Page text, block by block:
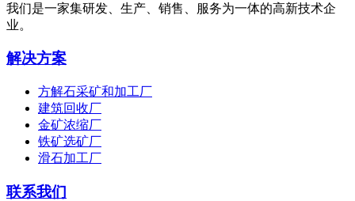
我们是一家集研发、生产、销售、服务为一体的高新技术企
业。
解决方案
方解石采矿和加工厂
建筑回收厂
金矿浓缩厂
铁矿选矿厂
滑石加工厂
联系我们